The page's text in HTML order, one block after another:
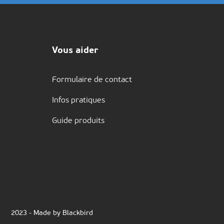
Vous aider
Formulaire de contact
Infos pratiques
Guide produits
2023 - Made by Blackbird